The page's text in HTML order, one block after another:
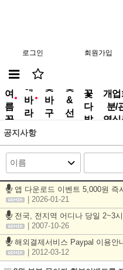
로그인 회원가입
new
여
름
꽃
new
해
바
라
꽃
바
구
꽃
&
선
꽃
다
발
개업
분/
엽식
공지사항
앱 다운로드 이벤트 5,000원 즉
| 2026-01-21
전국, 전지역 어디나 당일 2~3
| 2007-10-26
해외결제서비스 Paypal 이용안
| 2012-03-12